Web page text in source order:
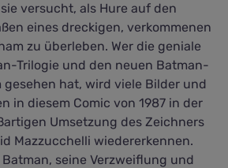
versucht, als Hure auf den
eines dreckigen, verkommenen
zu überleben. Wer die geniale
Trilogie und den neuen Batman-
gesehen hat, wird viele Bilder und
in diesem Comic von 1987 in der
Umsetzung des Zeichners
Mazzucchelli wiedererkennen.
Batman, seine Verzweiflung und